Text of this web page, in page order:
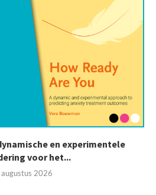
en experimentele
voor het...
augustus 2026